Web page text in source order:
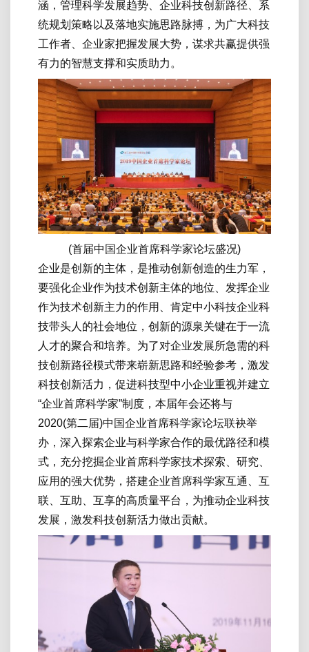
涵，管理科学发展趋势、企业科技创新路径、系
统规划策略以及落地实施思路脉搏，为广大科技
工作者、企业家把握发展大势，谋求共赢提供强
有力的智慧支撑和实质助力。
(首届中国企业首席科学家论坛盛况)
企业是创新的主体，是推动创新创造的生力军，
要强化企业作为技术创新主体的地位、发挥企业
作为技术创新主力的作用、肯定中小科技企业科
技带头人的社会地位，创新的源泉关键在于一流
人才的聚合和培养。为了对企业发展所急需的科
技创新路径模式带来崭新思路和经验参考，激发
科技创新活力，促进科技型中小企业重视并建立
“企业首席科学家”制度，本届年会还将与
2020(第二届)中国企业首席科学家论坛联袂举
办，深入探索企业与科学家合作的最优路径和模
式，充分挖掘企业首席科学家技术探索、研究、
应用的强大优势，搭建企业首席科学家互通、互
联、互助、互享的高质量平台，为推动企业科技
发展，激发科技创新活力做出贡献。